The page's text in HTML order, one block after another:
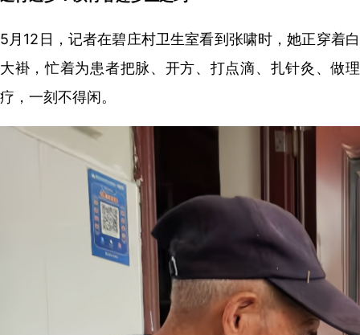
5月12日，记者在碧庄村卫生室看到张啸时，她正穿着白
大褂，忙着为患者把脉、开方、打点滴、扎针灸、做理
疗，一刻不得闲。